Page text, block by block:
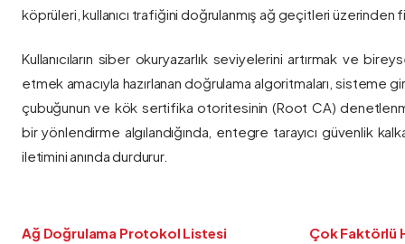
köprüleri, kullanıcı trafiğini doğrulanmış ağ geçitleri üzerinden
Kullanıcıların siber okuryazarlık seviyelerini artırmak ve
etmek amacıyla hazırlanan doğrulama algoritmaları, sisteme
çubuğunun ve kök sertifika otoritesinin (Root CA)
bir yönlendirme algılandığında, entegre tarayıcı güvenlik
iletimini anında durdurur.
Ağ Doğrulama Protokol Listesi Çok Faktörlü